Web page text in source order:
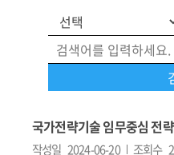
국가전략기술 임무중심 전
작성일 2024-06-20 조회수